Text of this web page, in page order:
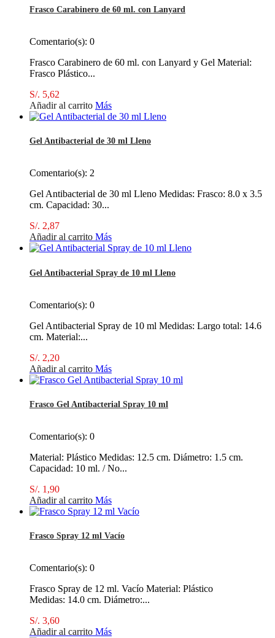
Frasco Carabinero de 60 ml. con Lanyard
Comentario(s): 0
Frasco Carabinero de 60 ml. con Lanyard y Gel Material:
Frasco Plástico...
S/. 5,62
Añadir al carrito Más
Gel Antibacterial de 30 ml Lleno
Comentario(s): 2
Gel Antibacterial de 30 ml Lleno Medidas: Frasco: 8.0 x 3.5
cm. Capacidad: 30...
S/. 2,87
Añadir al carrito Más
Gel Antibacterial Spray de 10 ml Lleno
Comentario(s): 0
Gel Antibacterial Spray de 10 ml Medidas: Largo total: 14.6
cm. Material:...
S/. 2,20
Añadir al carrito Más
Frasco Gel Antibacterial Spray 10 ml
Comentario(s): 0
Material: Plástico Medidas: 12.5 cm. Diámetro: 1.5 cm.
Capacidad: 10 ml. / No...
S/. 1,90
Añadir al carrito Más
Frasco Spray 12 ml Vacío
Comentario(s): 0
Frasco Spray de 12 ml. Vacío Material: Plástico
Medidas: 14.0 cm. Diámetro:...
S/. 3,60
Añadir al carrito Más